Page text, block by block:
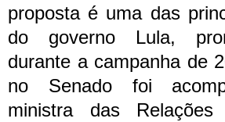
proposta é uma das
do governo Lula,
durante a campanha de
no Senado foi
ministra das Relações